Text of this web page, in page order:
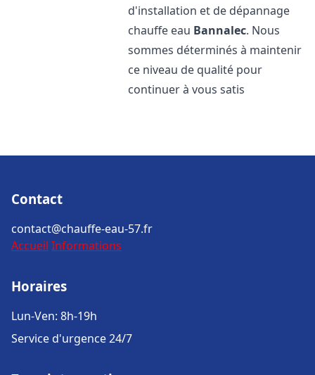
d'installation et de dépannage
chauffe eau Bannalec. Nous
sommes déterminés à maintenir
ce niveau de qualité pour
continuer à vous satis
Contact
contact@chauffe-eau-57.fr
Accueil Informations
Horaires
Lun-Ven: 8h-19h
Service d'urgence 24/7